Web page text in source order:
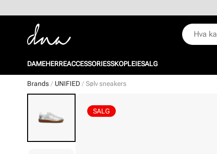
DAMEHERREACCESSORIESSKOPLEIESALG
Brands UNIFIED Sølv sneakers
SALG